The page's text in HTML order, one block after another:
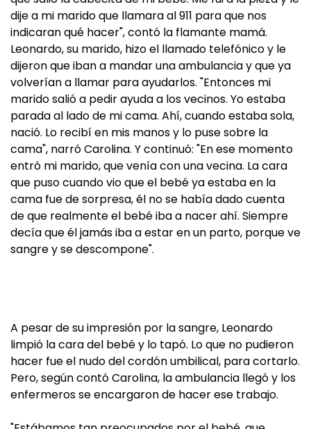
dije a mi marido que llamara al 911 para que nos
indicaran qué hacer", contó la flamante mamá.
Leonardo, su marido, hizo el llamado telefónico y le
dijeron que iban a mandar una ambulancia y que ya
volverían a llamar para ayudarlos. "Entonces mi
marido salió a pedir ayuda a los vecinos. Yo estaba
parada al lado de mi cama. Ahí, cuando estaba sola,
nació. Lo recibí en mis manos y lo puse sobre la
cama", narró Carolina. Y continuó: "En ese momento
entró mi marido, que venía con una vecina. La cara
que puso cuando vio que el bebé ya estaba en la
cama fue de sorpresa, él no se había dado cuenta
de que realmente el bebé iba a nacer ahí. Siempre
decía que él jamás iba a estar en un parto, porque ve
sangre y se descompone".
A pesar de su impresión por la sangre, Leonardo
limpió la cara del bebé y lo tapó. Lo que no pudieron
hacer fue el nudo del cordón umbilical, para cortarlo.
Pero, según contó Carolina, la ambulancia llegó y los
enfermeros se encargaron de hacer ese trabajo.